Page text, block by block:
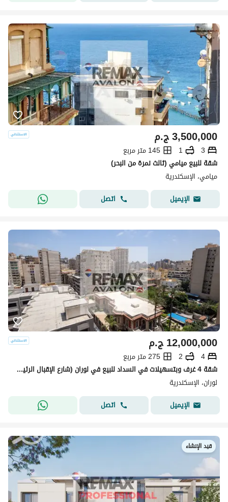
ج.م3,500,000
3
1
145 متر مربع
شقة للبيع ميامي (ثالث نمرة من البحر)
ميامي، الإسكندرية
الإيميل
اتصل
ج.م12,000,000
4
2
275 متر مربع
شقة 4 غرف وبتسهيلات في السداد للبيع في لوران (شارع الإقبال الرئيسي) - السعر شامل باكية جراج
لوران، الإسكندرية
الإيميل
اتصل
قيد الإنشاء